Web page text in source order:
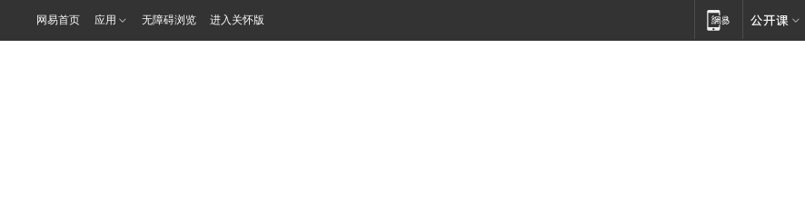
网易首页 应用 无障碍浏览 进入关怀版